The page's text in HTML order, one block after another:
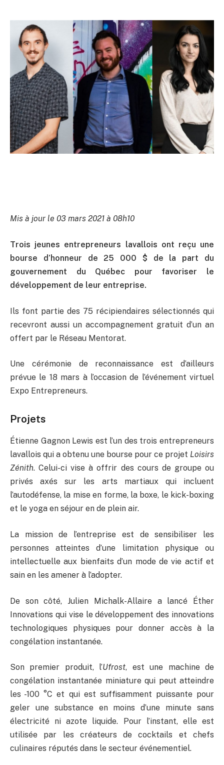
Mis à jour le 03 mars 2021 à 08h10
Trois jeunes entrepreneurs lavallois ont reçu une
bourse d’honneur de 25 000 $ de la part du
gouvernement du Québec pour favoriser le
développement de leur entreprise.
Ils font partie des 75 récipiendaires sélectionnés qui
recevront aussi un accompagnement gratuit d’un an
offert par le Réseau Mentorat.
Une cérémonie de reconnaissance est d’ailleurs
prévue le 18 mars à l’occasion de l’événement virtuel
Expo Entrepreneurs.
Projets
Étienne Gagnon Lewis est l’un des trois entrepreneurs
lavallois qui a obtenu une bourse pour ce projet Loisirs
Zénith. Celui-ci vise à offrir des cours de groupe ou
privés axés sur les arts martiaux qui incluent
l’autodéfense, la mise en forme, la boxe, le kick-boxing
et le yoga en séjour en de plein air.
La mission de l’entreprise est de sensibiliser les
personnes atteintes d’une limitation physique ou
intellectuelle aux bienfaits d’un mode de vie actif et
sain en les amener à l’adopter.
De son côté, Julien Michalk-Allaire a lancé Éther
Innovations qui vise le développement des innovations
technologiques physiques pour donner accès à la
congélation instantanée.
Son premier produit, l’Ufrost, est une machine de
congélation instantanée miniature qui peut atteindre
les -100 °C et qui est suffisamment puissante pour
geler une substance en moins d’une minute sans
électricité ni azote liquide. Pour l’instant, elle est
utilisée par les créateurs de cocktails et chefs
culinaires réputés dans le secteur événementiel.